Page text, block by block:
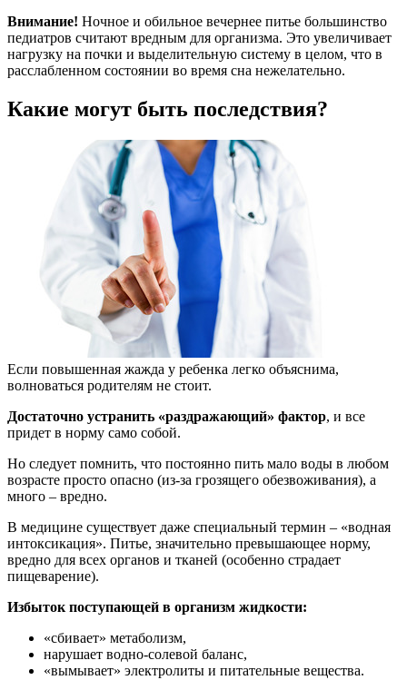
Внимание! Ночное и обильное вечернее питье большинство
педиатров считают вредным для организма. Это увеличивает
нагрузку на почки и выделительную систему в целом, что в
расслабленном состоянии во время сна нежелательно.
Какие могут быть последствия?
Если повышенная жажда у ребенка легко объяснима,
волноваться родителям не стоит.
Достаточно устранить «раздражающий» фактор, и все
придет в норму само собой.
Но следует помнить, что постоянно пить мало воды в любом
возрасте просто опасно (из-за грозящего обезвоживания), а
много – вредно.
В медицине существует даже специальный термин – «водная
интоксикация». Питье, значительно превышающее норму,
вредно для всех органов и тканей (особенно страдает
пищеварение).
Избыток поступающей в организм жидкости:
«сбивает» метаболизм,
нарушает водно-солевой баланс,
«вымывает» электролиты и питательные вещества.